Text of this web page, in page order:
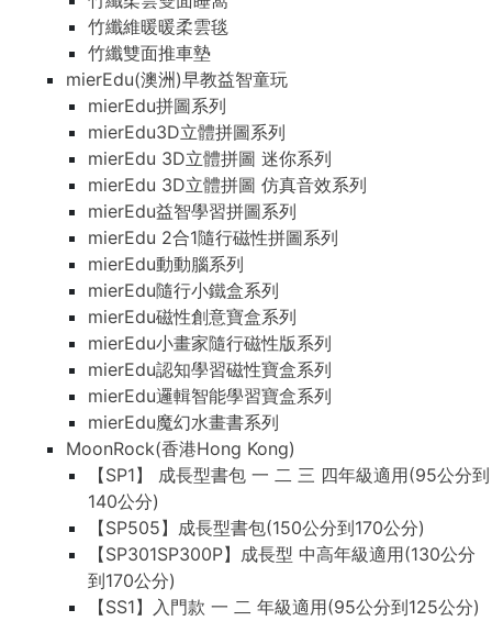
竹纖維暖暖柔雲毯
竹纖雙面推車墊
mierEdu(澳洲)早教益智童玩
mierEdu拼圖系列
mierEdu3D立體拼圖系列
mierEdu 3D立體拼圖 迷你系列
mierEdu 3D立體拼圖 仿真音效系列
mierEdu益智學習拼圖系列
mierEdu 2合1隨行磁性拼圖系列
mierEdu動動腦系列
mierEdu隨行小鐵盒系列
mierEdu磁性創意寶盒系列
mierEdu小畫家隨行磁性版系列
mierEdu認知學習磁性寶盒系列
mierEdu邏輯智能學習寶盒系列
mierEdu魔幻水畫書系列
MoonRock(香港Hong Kong)
【SP1】 成長型書包 一 二 三 四年級適用(95公分到
140公分)
【SP505】成長型書包(150公分到170公分)
【SP301SP300P】成長型 中高年級適用(130公分
到170公分)
【SS1】入門款 一 二 年級適用(95公分到125公分)